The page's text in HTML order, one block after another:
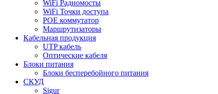
WiFi Радиомосты
WiFi Точки доступа
POE коммутатор
Маршрутизаторы
Кабельная продукция
UTP кабель
Оптические кабеля
Блоки питания
Блоки бесперебойного питания
СКУД
Sigur